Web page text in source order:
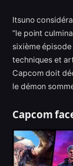
Itsuno
“le point
sixième
techniques et
Capcom doit
le démon
Capcom